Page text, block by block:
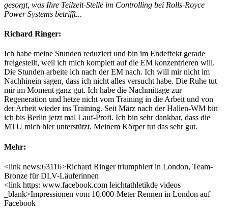
gesorgt, was Ihre Teilzeit-Stelle im Controlling bei Rolls-Royce
Power Systems betrifft...
Richard Ringer:
Ich habe meine Stunden reduziert und bin im Endeffekt gerade
freigestellt, weil ich mich komplett auf die EM konzentrieren will.
Die Stunden arbeite ich nach der EM nach. Ich will mir nicht im
Nachhinein sagen, dass ich nicht alles versucht habe. Die Ruhe tut
mir im Moment ganz gut. Ich habe die Nachmittage zur
Regeneration und hetze nicht vom Training in die Arbeit und von
der Arbeit wieder ins Training. Seit März nach der Hallen-WM bin
ich bis Berlin jetzt mal Lauf-Profi. Ich bin sehr dankbar, dass die
MTU mich hier unterstützt. Meinem Körper tut das sehr gut.
Mehr:
<link news:63116>Richard Ringer triumphiert in London, Team-
Bronze für DLV-Läuferinnen
<link https: www.facebook.com leichtathletikde videos
_blank>Impressionen vom 10.000-Meter Rennen in London auf
Facebook